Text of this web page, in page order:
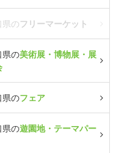
県のフリーマーケット
県の美術展・博物展・展
県のフェア
県の遊園地・テーマパー